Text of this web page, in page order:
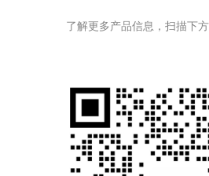
了解更多产品信息，扫描下